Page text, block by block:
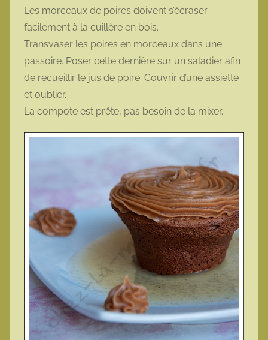
Les morceaux de poires doivent s’écraser
facilement à la cuillère en bois.
Transvaser les poires en morceaux dans une
passoire. Poser cette dernière sur un saladier afin
de recueillir le jus de poire. Couvrir d’une assiette
et oublier.
La compote est prête, pas besoin de la mixer.